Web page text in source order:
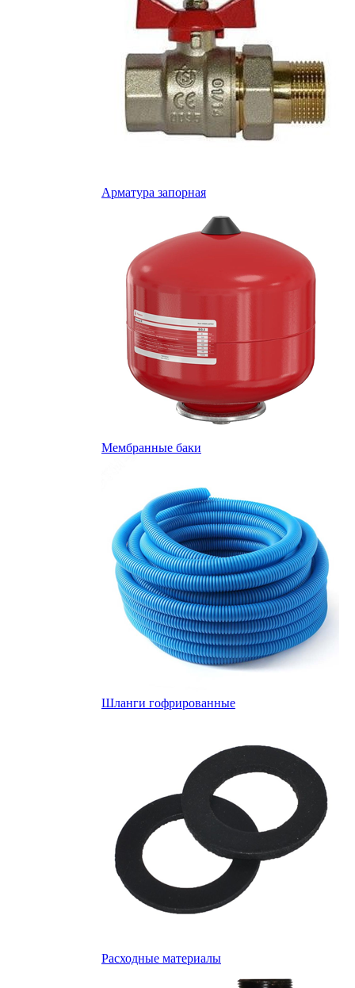
Арматура запорная
Мембранные баки
Шланги гофрированные
Расходные материалы